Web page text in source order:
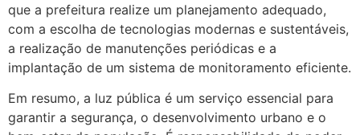
que a prefeitura realize um planejamento adequado,
com a escolha de tecnologias modernas e sustentáveis,
a realização de manutenções periódicas e a
implantação de um sistema de monitoramento eficiente.
Em resumo, a luz pública é um serviço essencial para
garantir a segurança, o desenvolvimento urbano e o